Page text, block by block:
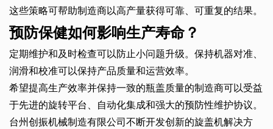
这些策略可帮助制造商以高产量获得可靠、可重复的结果。
预防保健如何影响生产寿命？
定期维护和及时检查可以防止小问题升级。保持机器对准、
润滑和校准可以保持产品质量和运营效率。
希望提高生产效率并保持一致的瓶盖质量的制造商可以受益
于先进的旋转平台、自动化集成和强大的预防性维护协议。
台州创振机械制造有限公司不断开发创新的旋盖机解决方